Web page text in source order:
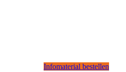
Infomaterial bestellen